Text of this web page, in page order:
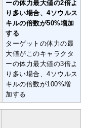
ーの体力最大値の2倍よ
り多い場合、4ソウルス
キルの倍数が50%増加
する
ターゲットの体力の最
大値がこのキャラクタ
ーの体力最大値の3倍よ
り多い場合、4ソウルス
キルの倍数が100%増
加する